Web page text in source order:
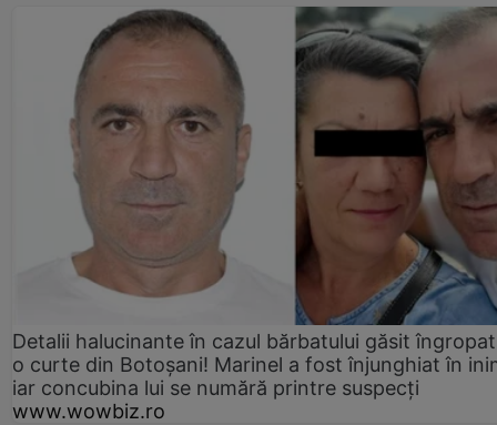
Detalii halucinante în cazul bărbatului găsit
o curte din Botoșani! Marinel a fost înjunghiat în
iar concubina lui se numără printre suspecți
www.wowbiz.ro